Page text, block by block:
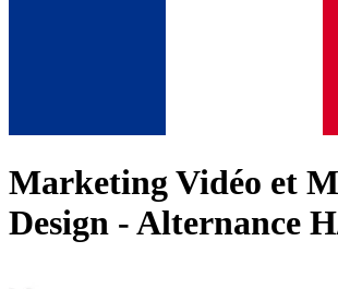
Marketing Vidéo et
Design - Alternance